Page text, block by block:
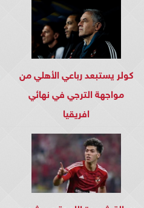
كولر يستبعد رباعي الأهلي من
مواجهة الترجي في نهائي
افريقيا